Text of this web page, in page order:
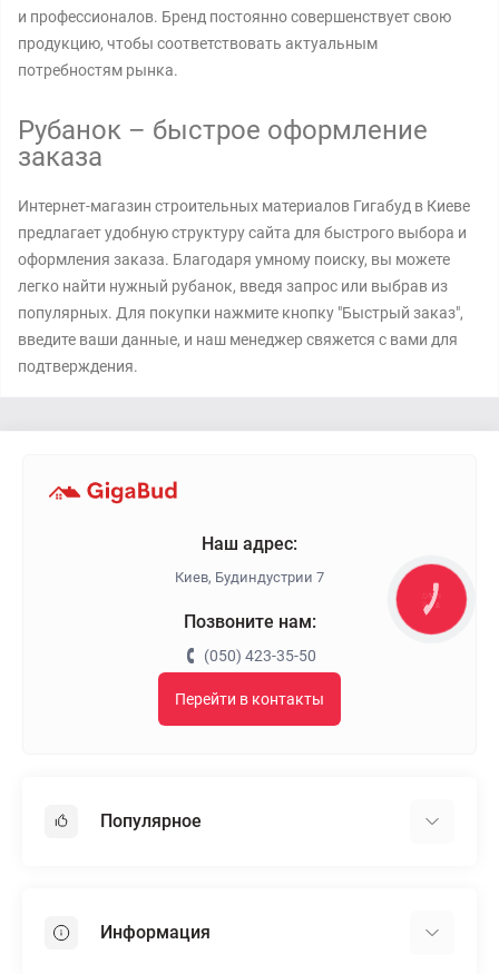
и профессионалов. Бренд постоянно совершенствует свою
продукцию, чтобы соответствовать актуальным
потребностям рынка.
Рубанок – быстрое оформление
заказа
Интернет-магазин строительных материалов Гигабуд в Киеве
предлагает удобную структуру сайта для быстрого выбора и
оформления заказа. Благодаря умному поиску, вы можете
легко найти нужный рубанок, введя запрос или выбрав из
популярных. Для покупки нажмите кнопку "Быстрый заказ",
введите ваши данные, и наш менеджер свяжется с вами для
подтверждения.
Наш адрес:
Киев, Будиндустрии 7
Позвоните нам:
(050) 423-35-50
Перейти в контакты
Популярное
Пенопласт
Информация
КНОПКА
ЗВ'ЯЗКУ